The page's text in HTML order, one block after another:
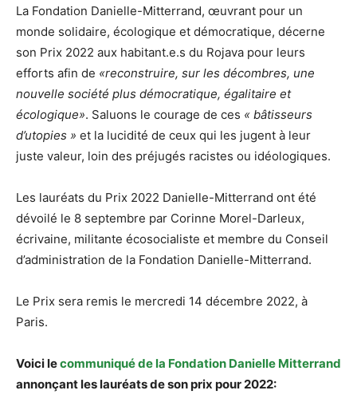
La Fondation Danielle-Mitterrand, œuvrant pour un
monde solidaire, écologique et démocratique, décerne
son Prix 2022 aux habitant.e.s du Rojava pour leurs
efforts afin de «reconstruire, sur les décombres, une
nouvelle société plus démocratique, égalitaire et
écologique». Saluons le courage de ces « bâtisseurs
d’utopies » et la lucidité de ceux qui les jugent à leur
juste valeur, loin des préjugés racistes ou idéologiques.
Les lauréats du Prix 2022 Danielle-Mitterrand ont été
dévoilé le 8 septembre par Corinne Morel-Darleux,
écrivaine, militante écosocialiste et membre du Conseil
d’administration de la Fondation Danielle-Mitterrand.
Le Prix sera remis le mercredi 14 décembre 2022, à
Paris.
Voici lecommuniqué de la Fondation Danielle Mitterrand
annonçant les lauréats de son prix pour 2022: